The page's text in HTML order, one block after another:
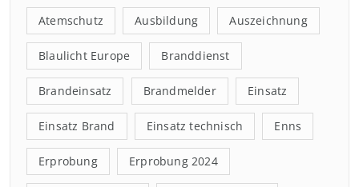
Atemschutz Ausbildung Auszeichnung
Blaulicht Europe Branddienst
Brandeinsatz Brandmelder Einsatz
Einsatz Brand Einsatz technisch Enns
Erprobung Erprobung 2024